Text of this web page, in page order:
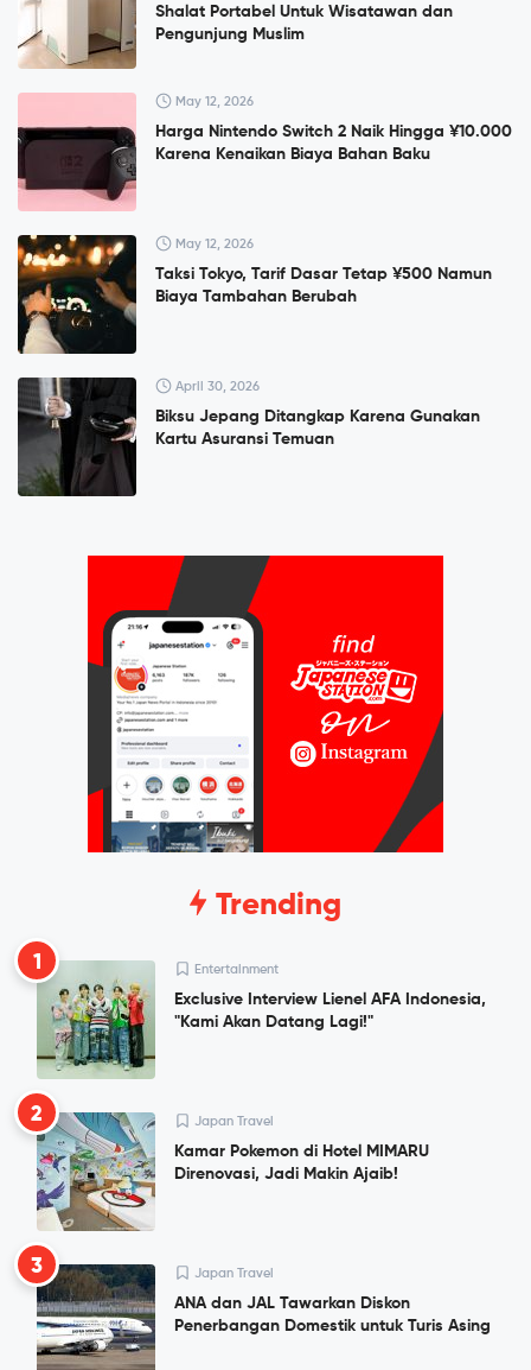
Shalat Portabel Untuk Wisatawan dan
Pengunjung Muslim
May 12, 2026
Harga Nintendo Switch 2 Naik Hingga ¥10.000
Karena Kenaikan Biaya Bahan Baku
May 12, 2026
Taksi Tokyo, Tarif Dasar Tetap ¥500 Namun
Biaya Tambahan Berubah
April 30, 2026
Biksu Jepang Ditangkap Karena Gunakan
Kartu Asuransi Temuan
Trending
1 Entertainment
Exclusive Interview Lienel AFA Indonesia,
"Kami Akan Datang Lagi!"
2 Japan Travel
Kamar Pokemon di Hotel MIMARU
Direnovasi, Jadi Makin Ajaib!
3 Japan Travel
ANA dan JAL Tawarkan Diskon
Penerbangan Domestik untuk Turis Asing